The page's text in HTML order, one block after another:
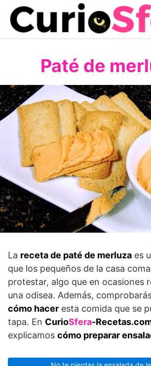
Saltar
contenido
Paté de
La receta de paté de merluza es
que los pequeños de la casa
protestar, algo que en ocasiones
una odisea. Además,
cómo hacer esta comida que se
tapa. En CurioSfera-
explicamos cómo preparar